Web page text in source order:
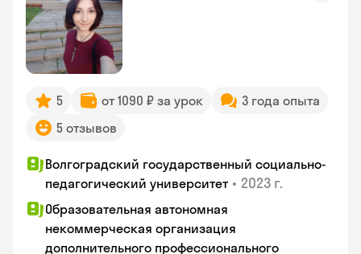
5 от 1090 ₽ за урок
3 года опыта
5 отзывов
Волгоградский государственный социально-
педагогический университет • 2023 г.
Образовательная автономная
некоммерческая организация
дополнительного профессионального